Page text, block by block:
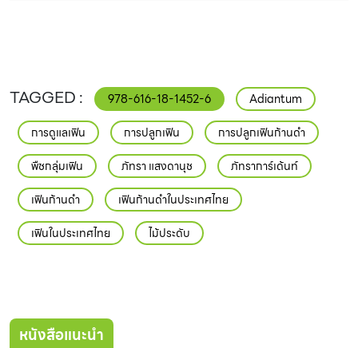
978-616-18-1452-6
Adiantum
การดูแลเฟิน
การปลูกเฟิน
การปลูกเฟินก้านดำ
พืชกลุ่มเฟิน
ภัทรา แสงดานุช
ภัทราการ์เด้นท์
เฟินก้านดำ
เฟินก้านดำในประเทศไทย
เฟินในประเทศไทย
ไม้ประดับ
หนังสือแนะนำ